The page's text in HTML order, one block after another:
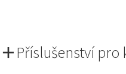
Příslušenství pro